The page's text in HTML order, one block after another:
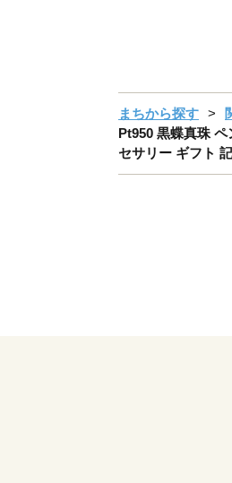
まちから探す
Pt950 黒蝶真珠
セサリー ギフト